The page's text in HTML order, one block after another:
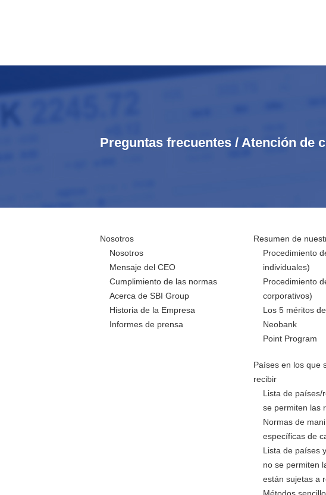
Preguntas frecuentes / Atención de
Nosotros
Nosotros
Mensaje del CEO
Cumplimiento de las normas
Acerca de SBI Group
Historia de la Empresa
Informes de prensa
Resumen de
Procedimiento
individuales)
Procedimiento
corporativos)
Los 5 méritos
Neobank
Point Program
Países en los que
recibir
Lista de países/
se permiten las
Normas de
específicas de
Lista de países
no se permiten
están sujetas a